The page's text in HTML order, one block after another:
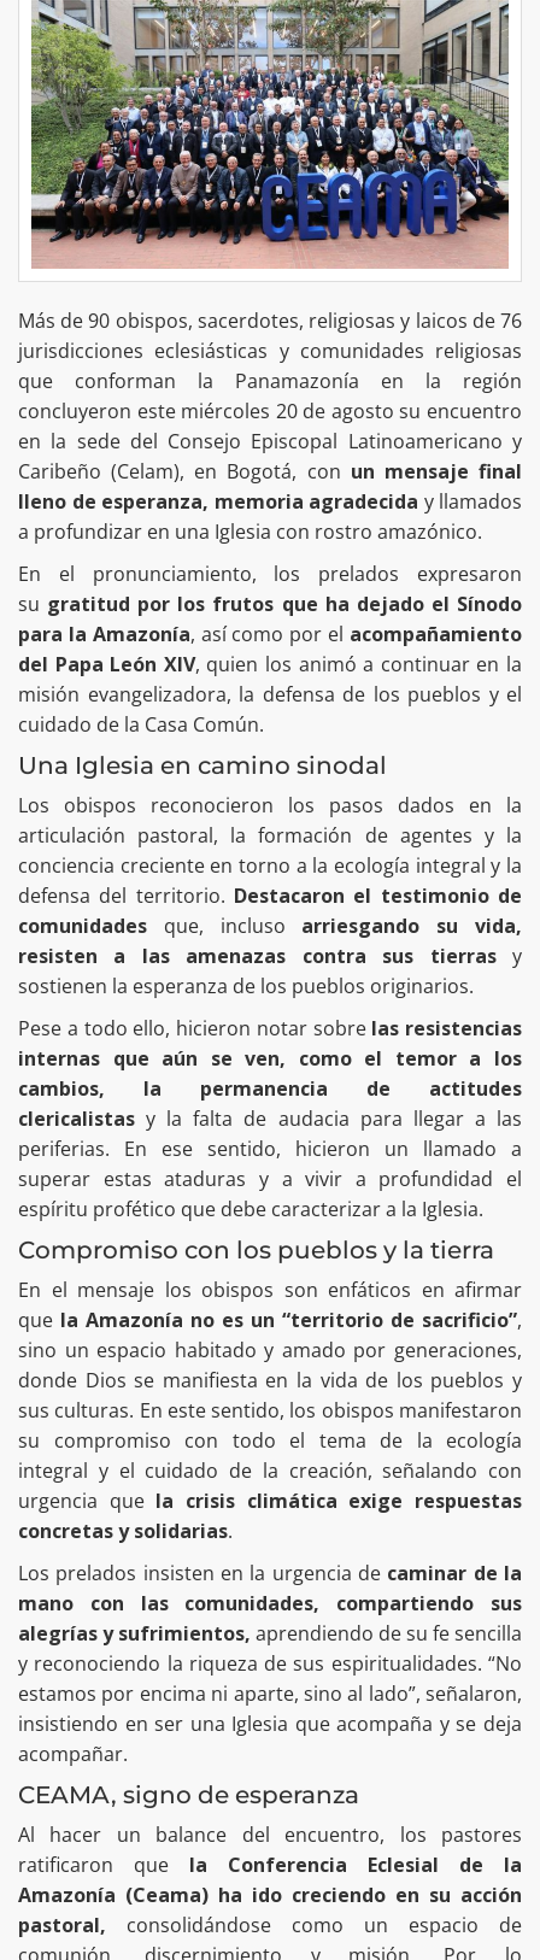
Más de 90 obispos, sacerdotes, religiosas y laicos de 76
jurisdicciones eclesiásticas y comunidades religiosas
que conforman la Panamazonía en la región
concluyeron este miércoles 20 de agosto su encuentro
en la sede del Consejo Episcopal Latinoamericano y
Caribeño (Celam), en Bogotá, con un mensaje final
lleno de esperanza, memoria agradecida y llamados
a profundizar en una Iglesia con rostro amazónico.
En el pronunciamiento, los prelados expresaron
su gratitud por los frutos que ha dejado el Sínodo
para la Amazonía, así como por el acompañamiento
del Papa León XIV, quien los animó a continuar en la
misión evangelizadora, la defensa de los pueblos y el
cuidado de la Casa Común.
Una Iglesia en camino sinodal
Los obispos reconocieron los pasos dados en la
articulación pastoral, la formación de agentes y la
conciencia creciente en torno a la ecología integral y la
defensa del territorio. Destacaron el testimonio de
comunidades que, incluso arriesgando su vida,
resisten a las amenazas contra sus tierrasy
sostienen la esperanza de los pueblos originarios.
Pese a todo ello, hicieron notar sobre las resistencias
internas que aún se ven, como el temor a los
cambios, la permanencia de actitudes
clericalistas y la falta de audacia para llegar a las
periferias. En ese sentido, hicieron un llamado a
superar estas ataduras y a vivir a profundidad el
espíritu profético que debe caracterizar a la Iglesia.
Compromiso con los pueblos y la tierra
En el mensaje los obispos son enfáticos en afirmar
que la Amazonía no es un “territorio de sacrificio”,
sino un espacio habitado y amado por generaciones,
donde Dios se manifiesta en la vida de los pueblos y
sus culturas. En este sentido, los obispos manifestaron
su compromiso con todo el tema de la ecología
integral y el cuidado de la creación, señalando con
urgencia que la crisis climática exige respuestas
concretas y solidarias.
Los prelados insisten en la urgencia de caminar de la
mano con las comunidades, compartiendo sus
alegrías y sufrimientos, aprendiendo de su fe sencilla
y reconociendo la riqueza de sus espiritualidades. “No
estamos por encima ni aparte, sino al lado”, señalaron,
insistiendo en ser una Iglesia que acompaña y se deja
acompañar.
CEAMA, signo de esperanza
Al hacer un balance del encuentro, los pastores
ratificaron que la Conferencia Eclesial de la
Amazonía (Ceama) ha ido creciendo en su acción
pastoral, consolidándose como un espacio de
comunión, discernimiento y misión. Por lo